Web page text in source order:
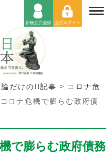
だけの!!記事 > コロナ危
コロナ危機で膨らむ政府債
で膨らむ政府債務